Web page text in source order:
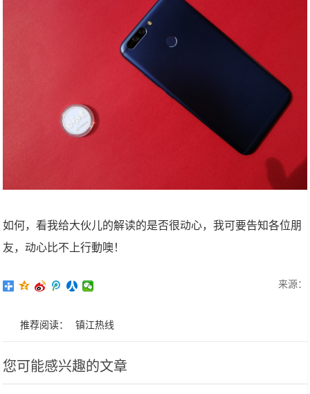
如何，看我给大伙儿的解读的是否很动心，我可要告知各位朋
友，动心比不上行動噢！
来源：
推荐阅读： 镇江热线
您可能感兴趣的文章